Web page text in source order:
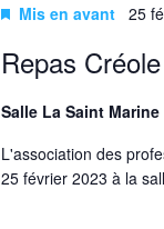
Mis en avant 25
Repas Créole
Salle La Saint Marine
L'association des
25 février 2023 à la